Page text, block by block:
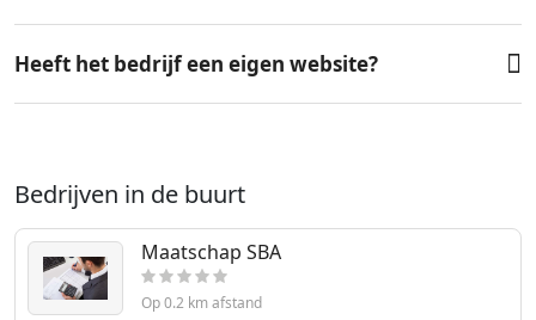
Heeft het bedrijf een eigen website?
Bedrijven in de buurt
Maatschap SBA
Op 0.2 km afstand